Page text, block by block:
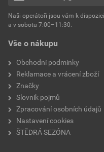
Environmentální
Stáhnout
Velikost
hmotnost
typ výrobku
faktor difuzního odporu
Vše o nákupu
Obchodní podmínky
Reklamace a vrácení zboží
Značky
Slovník pojmů
Zpracování osobních údajů
Nastavení cookies
ŠTĚDRÁ SEZÓNA
Naši operátoři jsou vám k
a v sobotu 7:00–11:30.